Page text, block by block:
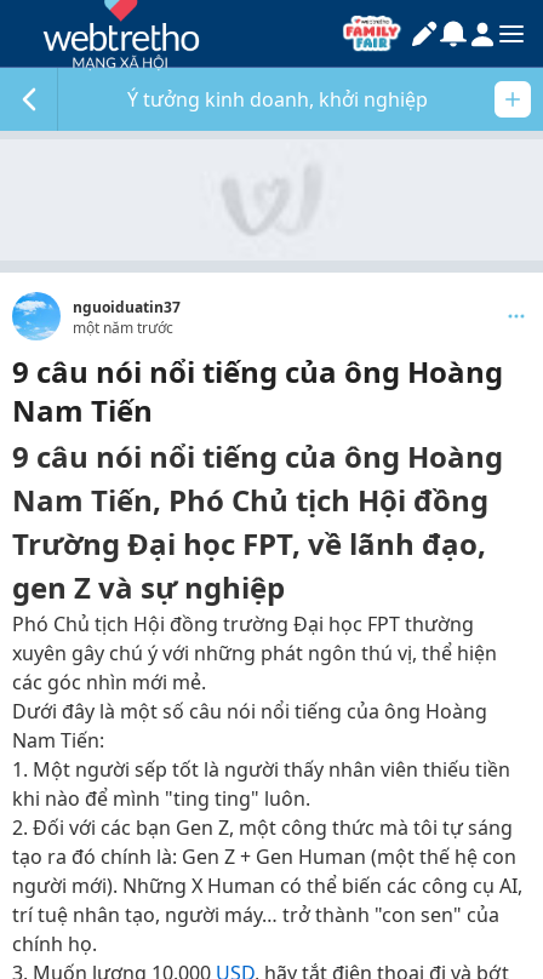
Ý tưởng kinh doanh, khởi nghiệp
nguoiduatin37
một năm trước
9 câu nói nổi tiếng của ông Hoàng
Nam Tiến
9 câu nói nổi tiếng của ông Hoàng
Nam Tiến, Phó Chủ tịch Hội đồng
Trường Đại học FPT, về lãnh đạo,
gen Z và sự nghiệp
Phó Chủ tịch Hội đồng trường Đại học FPT thường
xuyên gây chú ý với những phát ngôn thú vị, thể hiện
các góc nhìn mới mẻ.
Dưới đây là một số câu nói nổi tiếng của ông Hoàng
Nam Tiến:
1. Một người sếp tốt là người thấy nhân viên thiếu tiền
khi nào để mình "ting ting" luôn.
2. Đối với các bạn Gen Z, một công thức mà tôi tự sáng
tạo ra đó chính là: Gen Z + Gen Human (một thế hệ con
người mới). Những X Human có thể biến các công cụ AI,
trí tuệ nhân tạo, người máy… trở thành "con sen" của
chính họ.
3. Muốn lương 10.000 USD, hãy tắt điện thoại đi và bớt